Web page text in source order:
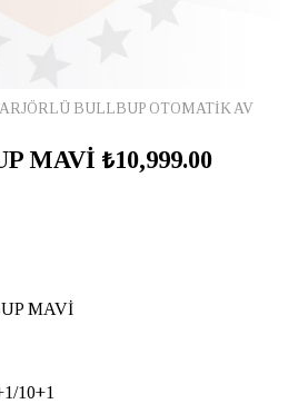
BULLBUP OTOMATİK AV
MAVİ ₺10,999.00
MAVİ
10+1